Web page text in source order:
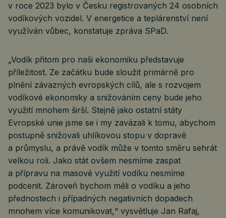
v roce 2023 bylo v Česku registrovaných 24 osobních
vodíkových vozidel. V energetice a teplárenství není
využíván vůbec, konstatuje zpráva SPaD.
„Vodík přitom pro naši ekonomiku představuje
příležitost. Ze začátku bude sloužit primárně pro
plnění závazných evropských cílů, ale s rozvojem
vodíkové ekonomiky a snižováním ceny bude jeho
využití mnohem širší. Stejně jako ostatní státy
Evropské unie jsme se i my zavázali k tomu, abychom
postupně snižovali uhlíkovou stopu v dopravě
a průmyslu, a právě vodík může v tomto směru sehrát
velkou roli. Jako stát ovšem nesmíme zaspat
a přípravu na masové využití vodíku nesmíme
podcenit. Zároveň bychom měli o vodíku a jeho
přednostech i případných negativních dopadech
mnohem více komunikovat,“ vysvětluje Jan Rafaj,